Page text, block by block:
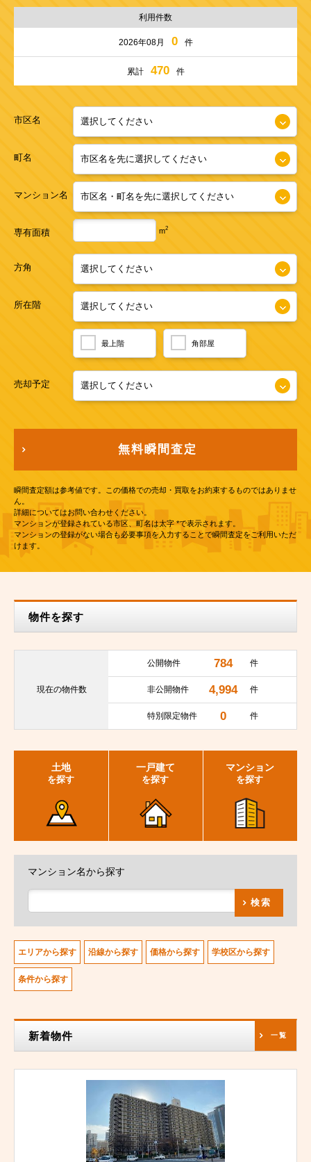
利用件数
2026年08月 0 件
累計 470 件
市区名
町名
マンション名
専有面積 m2
方角
所在階
最上階 角部屋
売却予定
無料瞬間査定
瞬間査定額は参考値です。この価格での売却・買取をお約束するものではありませ
ん。
詳細についてはお問い合わせください。
マンションが登録されている市区、町名は太字 *で表示されます。
マンションの登録がない場合も必要事項を入力することで瞬間査定をご利用いただ
けます。
物件を探す
現在の物件数
公開物件 784 件
非公開物件 4,994 件
特別限定物件 0 件
土地
を探す
一戸建て
を探す
マンション
を探す
マンション名から探す
検索
エリアから探す 沿線から探す 価格から探す 学校区から探す
条件から探す
新着物件 一覧